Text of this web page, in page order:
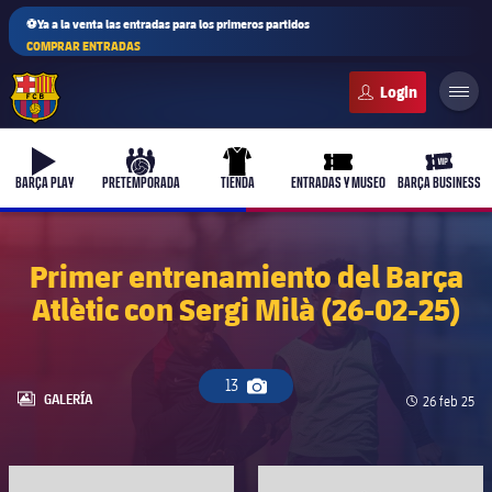
⚽Ya a la venta las entradas para los primeros partidos
COMPRAR ENTRADAS
b-play
BARÇA PLAY
culers-ball
PRETEMPORADA
uniform
TIENDA
ticket-full
ENTRADAS Y MUSEO
ticket-
BARÇA BUSINESS
Primer entrenamiento del Barça
Atlètic con Sergi Milà (26-02-25)
13
Icono de cámara
LABEL.ARIA.GALLERY
GALERÍA Fecha de
26 feb 25